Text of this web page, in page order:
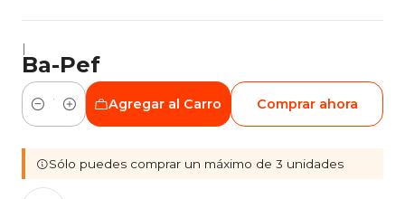
|
Ba-Pef
Cantidad
Agregar al Carro Comprar ahora
Sólo puedes comprar un máximo de 3 unidades